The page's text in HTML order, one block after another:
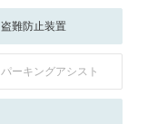
盗難防止装置
パーキングアシスト